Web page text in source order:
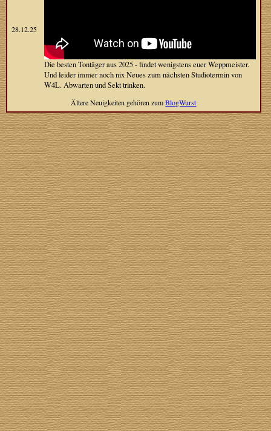
28.12.25
Die besten Tontäger aus 2025 - findet wenigstens euer Weppmeister.
Und leider immer noch nix Neues zum nächsten Studiotermin von
W4L. Abwarten und Sekt trinken.
Ältere Neuigkeiten gehören zumBlogWurst